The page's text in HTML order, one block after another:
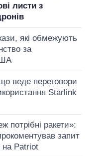
листи з
які обмежують
за
веде переговори
Starlink
потрібні ракети»:
запит
на Patriot